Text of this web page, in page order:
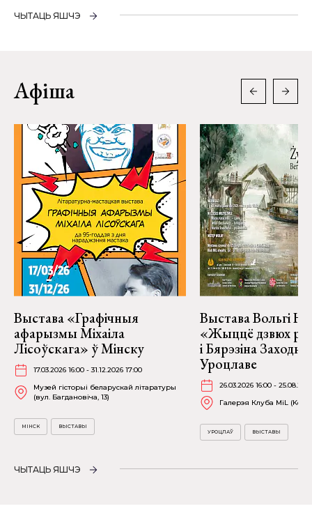
ЧЫТАЦЬ ЯШЧЭ
Афіша
Выстава «Графічныя
афарызмы Міхаіла
Лісоўскага» ў Мінску
17.03.2026 16:00 - 31.12.2026 17:00
Музей гісторыі беларускай літаратуры
(вул. Багдановіча, 13)
МІНСК ВЫСТАВЫ
Выстава Вольгі
«Жыццё дзвюх
і Бярэзіна
Уроцлаве
26.03.2026 16:00 -
Галерэя Клуба MiL
УРОЦЛАЎ ВЫСТАВЫ
ЧЫТАЦЬ ЯШЧЭ